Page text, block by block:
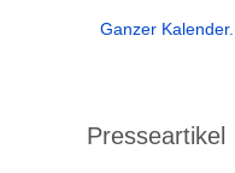
Ganzer Kalender...
Presseartikel